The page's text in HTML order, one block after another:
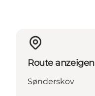
Route anzeigen
Sønderskov